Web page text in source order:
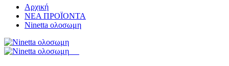
Αρχική
ΝΕΑ ΠΡΟΪΟΝΤΑ
Ninetta ολοσωμη